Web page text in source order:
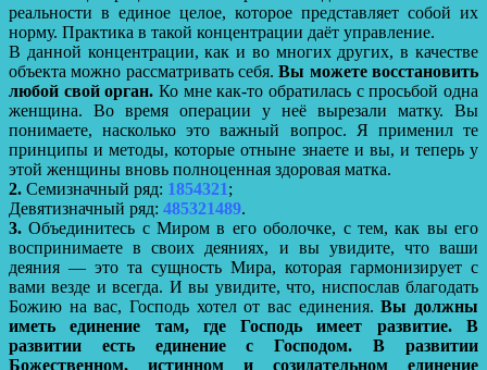
реальности в единое целое, которое представляет собой их
норму. Практика в такой концентрации даёт управление.
В данной концентрации, как и во многих других, в качестве
объекта можно рассматривать себя.Вы можете восстановить
любой свой орган. Ко мне как-то обратилась с просьбой одна
женщина. Во время операции у неё вырезали матку. Вы
понимаете, насколько это важный вопрос. Я применил те
принципы и методы, которые отныне знаете и вы, и теперь у
этой женщины вновь полноценная здоровая матка.
2. Семизначный ряд: 1854321;
Девятизначный ряд: 485321489.
3. Объединитесь с Миром в его оболочке, с тем, как вы его
воспринимаете в своих деяниях, и вы увидите, что ваши
деяния — это та сущность Мира, которая гармонизирует с
вами везде и всегда. И вы увидите, что, ниспослав благодать
Божию на вас, Господь хотел от вас единения.Вы должны
иметь единение там, где Господь имеет развитие. В
развитии есть единение с Господом. В развитии
Божественном, истинном и созидательном единение